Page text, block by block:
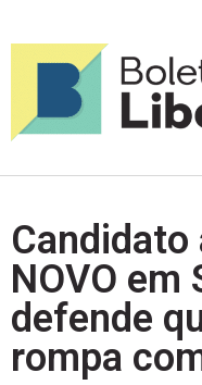
Candidato
NOVO em
defende
rompa